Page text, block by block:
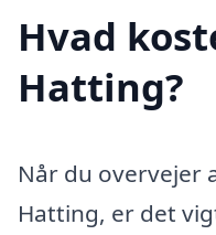
Hvad
Hatting?
Når du overvejer
Hatting, er det